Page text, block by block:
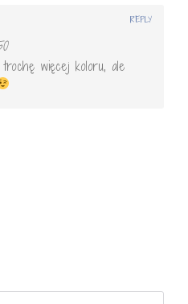
więcej koloru, ale
REPLY